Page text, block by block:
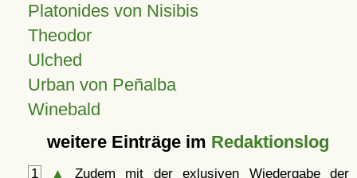
Platonides von Nisibis
Theodor
Ulched
Urban von Peñalba
Winebald
weitere Einträge im Redaktionslog
1 ▲
Zudem mit der exlusiven Wiedergabe der